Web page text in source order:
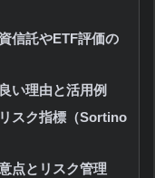
信託やETF評価の
い理由と活用例
スク指標（Sortino
点とリスク管理